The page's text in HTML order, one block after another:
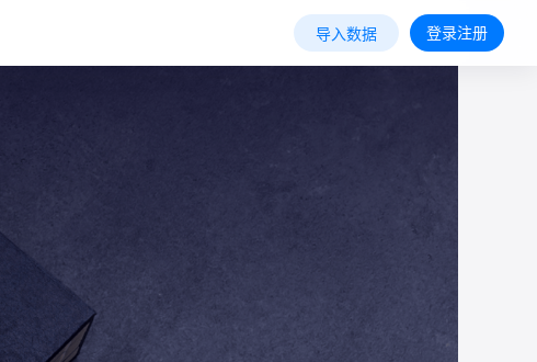
导入数据 登录注册